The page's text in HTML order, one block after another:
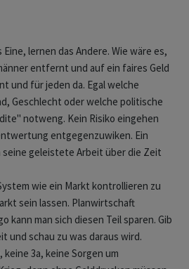
lernen das Andere. Wie wäre es,
entfernt und auf ein faires Geld
und für jeden da. Egal welche
Geschlecht oder welche politische
notweng. Kein Risiko eingehen
entgegenzuwiken. Ein
seine geleistete Arbeit über die Zeit
wie ein Markt kontrollieren zu
sein lassen. Planwirtschaft
kann man sich diesen Teil sparen. Gib
und schau zu was daraus wird.
keine 3a, keine Sorgen um